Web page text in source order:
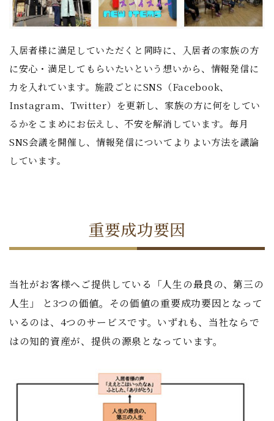
入居者様に満足していただくと同時に、入居者の家族の方
に安心・満足してもらいたいという想いから、情報発信に
力を入れています。施設ごとにSNS（Facebook、
Instagram、Twitter）を更新し、家族の方に何をしてい
るかをこまめにお伝えし、不安を解消しています。毎月
SNS会議を開催し、情報発信についてよりよい方法を議論
しています。
重要成功要因
当社がお客様へご提供している「人生の最良の、第三の
人生」 と3つの価値。その価値の重要成功要因となって
いるのは、4つのサービスです。いずれも、当社ならで
はの知的資産が、提供の源泉となっています。